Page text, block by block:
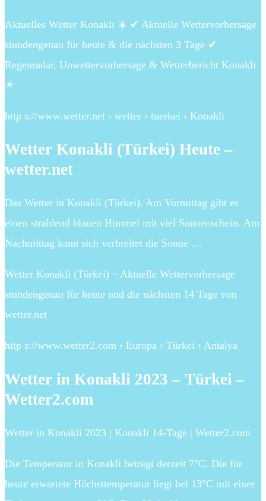
Aktuelles Wetter Konaklı ☀️ ✔ Aktuelle Wettervorhersage
stundengenau für heute & die nächsten 3 Tage ✔
Regenradar, Unwettervorhersage & Wetterbericht Konaklı
☀
http s://www.wetter.net › wetter › tuerkei › Konakli
Wetter Konakli (Türkei) Heute –
wetter.net
Das Wetter in Konakli (Türkei). Am Vormittag gibt es
einen strahlend blauen Himmel mit viel Sonnenschein. Am
Nachmittag kann sich verbreitet die Sonne …
Wetter Konakli (Türkei) – Aktuelle Wettervorhersage
stundengenau für heute und die nächsten 14 Tage von
wetter.net
http s://www.wetter2.com › Europa › Türkei › Antalya
Wetter in Konakli 2023 – Türkei –
Wetter2.com
Wetter in Konakli 2023 | Konakli 14-Tage | Wetter2.com
Die Temperatur in Konakli beträgt derzeit 7°C. Die für
heute erwartete Höchsttemperatur liegt bei 13°C mit einer